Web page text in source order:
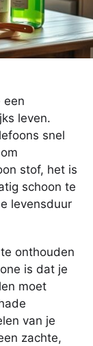
een
leven.
snel
stof, het is
schoon te
levensduur
onthouden
is dat je
moet
van je
zachte,